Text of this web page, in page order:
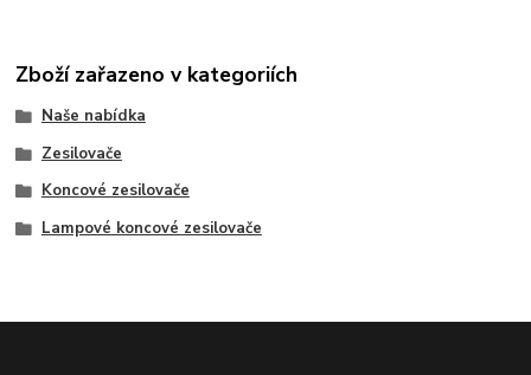
Zboží zařazeno v kategoriích
Naše nabídka
Zesilovače
Koncové zesilovače
Lampové koncové zesilovače